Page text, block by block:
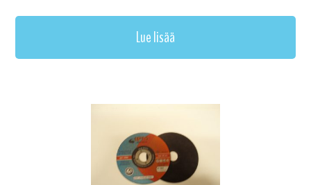
Lue lisää